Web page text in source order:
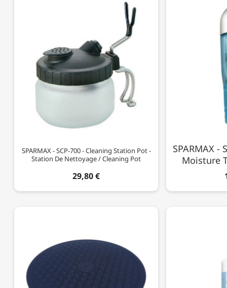
SPARMAX - SCP-700 - Cleaning Station Pot -
Station De Nettoyage / Cleaning Pot
29,80 €
SPARMAX
Moisture